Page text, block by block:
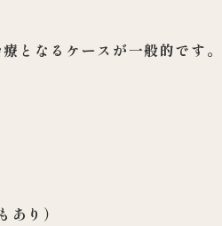
と なるケースが一般的です。
もあり）